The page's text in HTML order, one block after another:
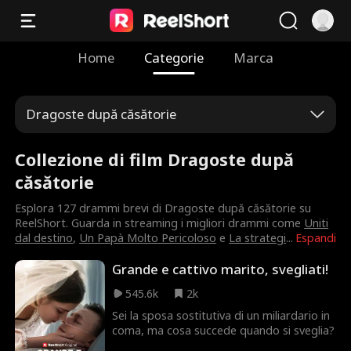
Home Categorie Marca
Dragoste după căsătorie
Collezione di film Dragoste după
căsătorie
Espandi
Esplora 127 drammi brevi di Dragoste după căsătorie su
ReelShort. Guarda in streaming i migliori drammi come Uniti
dal destino, Un Papà Molto Pericoloso e La strategi...
Grande e cattivo marito, svegliati!
545.6k
2k
Sei la sposa sostitutiva di un miliardario in
coma, ma cosa succede quando si sveglia?